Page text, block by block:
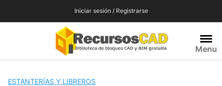
Iniciar sesión / Registrarse
Menu
ESTANTERÍAS Y LIBREROS